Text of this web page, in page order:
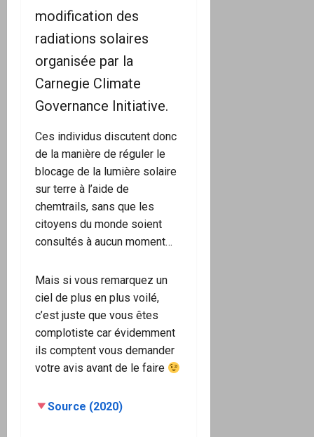
modification des
radiations solaires
organisée par la
Carnegie Climate
Governance Initiative.
Ces individus discutent donc
de la manière de réguler le
blocage de la lumière solaire
sur terre à l’aide de
chemtrails, sans que les
citoyens du monde soient
consultés à aucun moment…
Mais si vous remarquez un
ciel de plus en plus voilé,
c’est juste que vous êtes
complotiste car évidemment
ils comptent vous demander
votre avis avant de le faire
Source (2020)